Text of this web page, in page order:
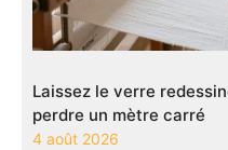
Laissez le verre
perdre un mètre carré
4 août 2026